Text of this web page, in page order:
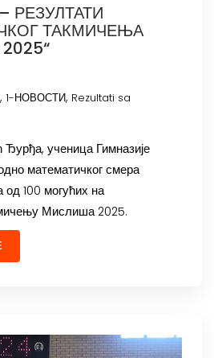
РЕЗУЛТАТИ
ТАКМИЧЕЊА
, 1-НОВОСТИ, Rezultati sa
ученица Гимназије
математичког смера
од 100 могућих на
Мислиша 2025.